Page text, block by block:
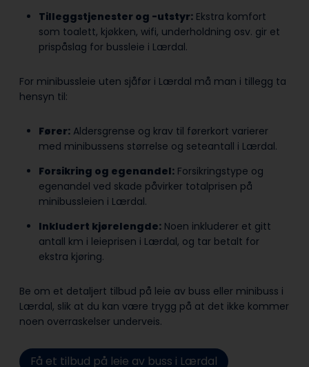
Tilleggstjenester og -utstyr: Ekstra komfort
som toalett, kjøkken, wifi, underholdning osv. gir et
prispåslag for bussleie i Lærdal.
For minibussleie uten sjåfør i Lærdal må man i tillegg ta
hensyn til:
Fører: Aldersgrense og krav til førerkort varierer
med minibussens størrelse og seteantall i Lærdal.
Forsikring og egenandel: Forsikringstype og
egenandel ved skade påvirker totalprisen på
minibussleien i Lærdal.
Inkludert kjørelengde: Noen inkluderer et gitt
antall km i leieprisen i Lærdal, og tar betalt for
ekstra kjøring.
Be om et detaljert tilbud på leie av buss eller minibuss i
Lærdal, slik at du kan være trygg på at det ikke kommer
noen overraskelser underveis.
Få et tilbud på leie av buss i Lærdal